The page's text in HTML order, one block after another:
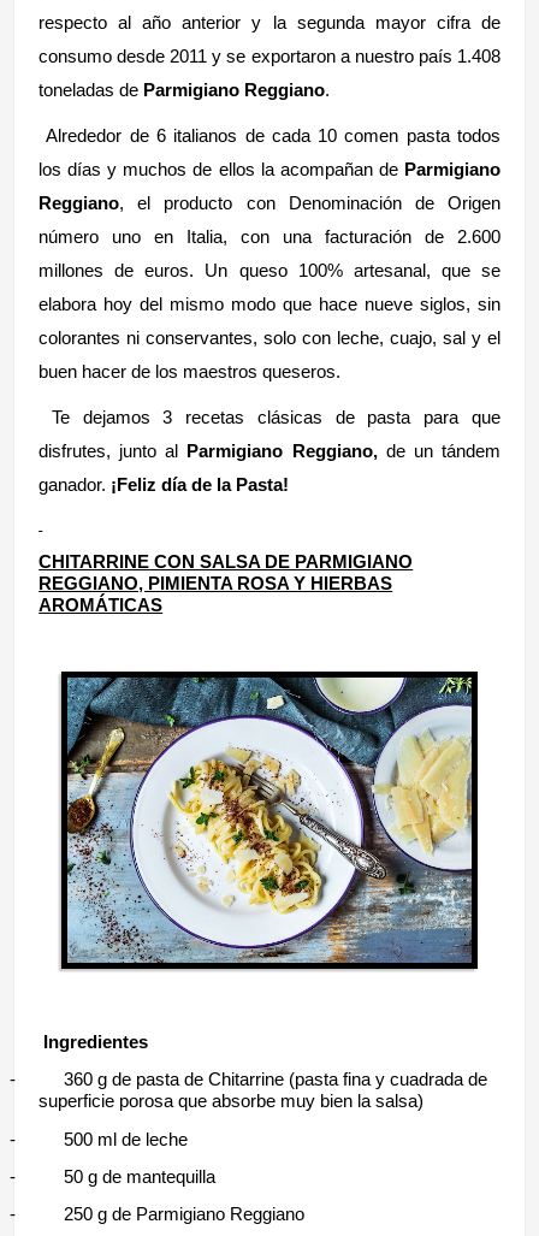
respecto al año anterior y la segunda mayor cifra de
consumo desde 2011 y se exportaron a nuestro país 1.408
toneladas de Parmigiano Reggiano.
Alrededor de 6 italianos de cada 10 comen pasta todos
los días y muchos de ellos la acompañan de Parmigiano
Reggiano,el producto con Denominación de Origen
número uno en Italia, con una facturación de 2.600
millones de euros.
Un queso 100% artesanal, que se
elabora hoy del mismo modo que hace nueve siglos, sin
colorantes ni conservantes, solo con leche, cuajo, sal y el
buen hacer de los maestros queseros.
Te dejamos 3 recetas clásicas de pasta para que
disfrutes, junto al Parmigiano Reggiano,de un tándem
ganador. ¡Feliz día de la Pasta!
CHITARRINE CON SALSA DE PARMIGIANO
REGGIANO, PIMIENTA ROSA Y HIERBAS
AROMÁTICAS
Ingredientes
-
360 g de pasta de Chitarrine (pasta fina y cuadrada de
superficie porosa que absorbe muy bien la salsa)
-
500 ml de leche
-
50 g de mantequilla
-
250 g de Parmigiano Reggiano